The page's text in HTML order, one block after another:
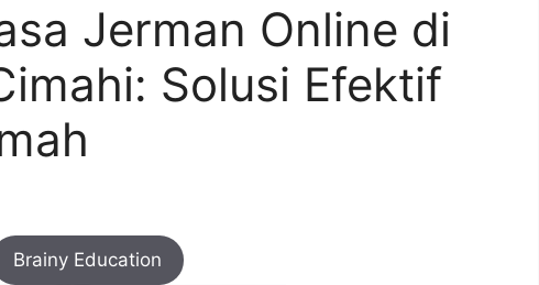
Jerman Online di
Solusi Efektif
Brainy Education